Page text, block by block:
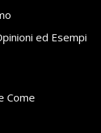
ed Esempi
Come